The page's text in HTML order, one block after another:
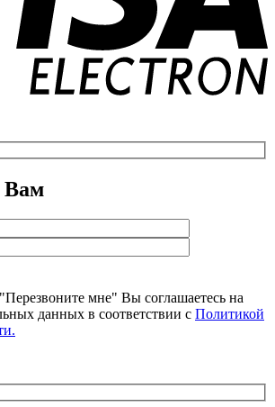
Вам
мне" Вы соглашаетесь на
данных в соответствии с Политикой